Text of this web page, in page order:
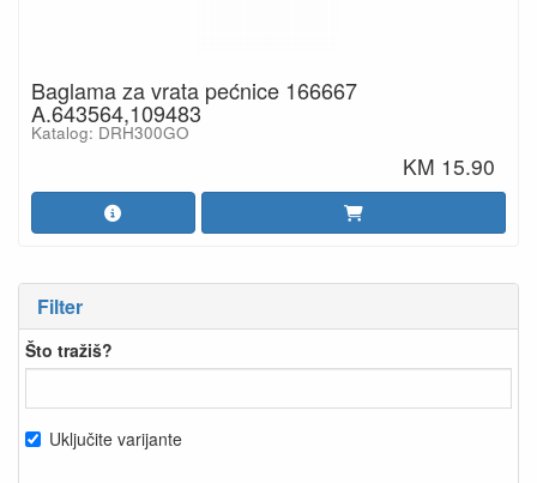
Filter
Što tražiš?
Uključite varijante
Baglama za vrata pećnice 166667
A.643564,109483
Katalog: DRH300GO
KM 15.90